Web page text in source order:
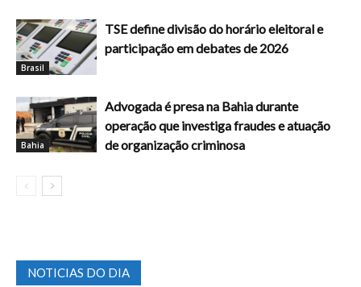
Brasil
TSE define divisão do horário eleitoral e
participação em debates de 2026
Bahia
Advogada é presa na Bahia durante
operação que investiga fraudes e atuação
de organização criminosa
NOTICIAS DO DIA